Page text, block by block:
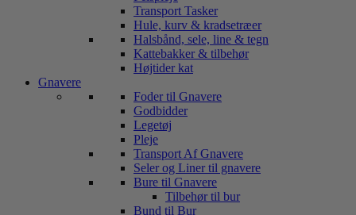
Transport Tasker
Hule, kurv & kradsetræer
Halsbånd, sele, line & tegn
Kattebakker & tilbehør
Højtider kat
Gnavere
Foder til Gnavere
Godbidder
Legetøj
Pleje
Transport Af Gnavere
Seler og Liner til gnavere
Bure til Gnavere
Tilbehør til bur
Bund til Bur